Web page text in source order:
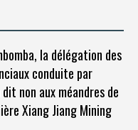
la délégation des
conduite par
non aux méandres de
Xiang Jiang Mining